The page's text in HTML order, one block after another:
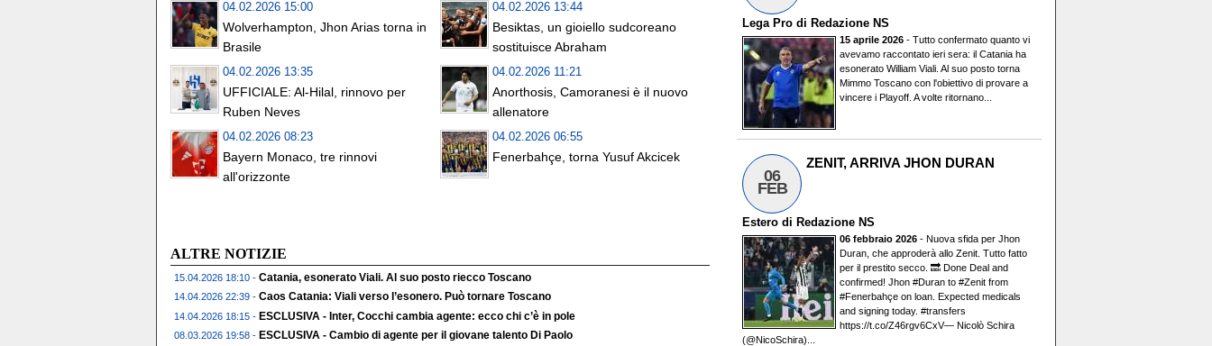
04.02.2026 15:00
Wolverhampton, Jhon Arias torna in
Brasile
04.02.2026 13:44
Besiktas, un gioiello sudcoreano
sostituisce Abraham
04.02.2026 13:35
UFFICIALE: Al-Hilal, rinnovo per
Ruben Neves
04.02.2026 11:21
Anorthosis, Camoranesi è il nuovo
allenatore
04.02.2026 08:23
Bayern Monaco, tre rinnovi
all'orizzonte
04.02.2026 06:55
Fenerbahçe, torna Yusuf Akcicek
ALTRE NOTIZIE
15.04.2026 18:10 - Catania, esonerato Viali. Al suo posto riecco Toscano
14.04.2026 22:39 - Caos Catania: Viali verso l’esonero. Può tornare Toscano
14.04.2026 18:15 - ESCLUSIVA - Inter, Cocchi cambia agente: ecco chi c’è in pole
08.03.2026 19:58 - ESCLUSIVA - Cambio di agente per il giovane talento Di Paolo
Lega Pro di Redazione NS
15 aprile 2026 - Tutto confermato quanto vi
avevamo raccontato ieri sera: il Catania ha
esonerato William Viali. Al suo posto torna
Mimmo Toscano con l'obiettivo di provare a
vincere i Playoff. A volte ritornano...
06
FEB
ZENIT, ARRIVA JHON DURAN
Estero di Redazione NS
06 febbraio 2026 - Nuova sfida per Jhon
Duran, che approderà allo Zenit. Tutto fatto
per il prestito secco. 🔜 Done Deal and
confirmed! Jhon #Duran to #Zenit from
#Fenerbahçe on loan. Expected medicals
and signing today. #transfers
https://t.co/Z46rgv6CxV— Nicolò Schira
(@NicoSchira)...